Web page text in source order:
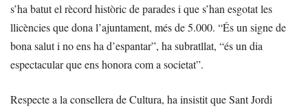
s’ha batut el rècord històric de parades i que s’han esgotat les
llicències que dona l’ajuntament, més de 5.000. “És un signe de
bona salut i no ens ha d’espantar”, ha subratllat, “és un dia
espectacular que ens honora com a societat”.
Respecte a la consellera de Cultura, ha insistit que Sant Jordi